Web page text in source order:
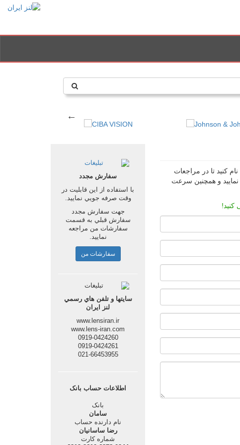
کنید تا در مراجعات
و همچنین سرعت
کنید!
سفارش مجدد
با استفاده از اين قابليت در
وقت صرفه جويي نماييد.
جهت سفارش مجدد
سفارش قبلي به قسمت
سفارشات من مراجعه
نماييد.
سفارشات من
سايتها و تلفن هاي رسمي
لنز ايران
www.lensiran.ir
www.lens-iran.com
0919-0424260
0919-0424261
021-66453955
اطلاعات حساب بانک
بانک
سامان
نام دارنده حساب
رضا ساسانيان
شماره کارت